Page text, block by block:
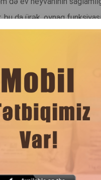
bu da ürək, oynaq
edir.
mübadiləsini
və dəriyə müsbət təsir
və konservantlar yoxdur —
hətta həssas həzm
sağlamlığına qayğı